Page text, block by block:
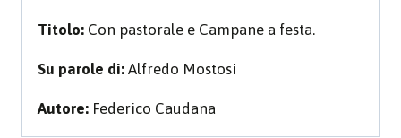
Titolo: Con pastorale e Campane a festa.
Su parole di: Alfredo Mostosi
Autore: Federico Caudana